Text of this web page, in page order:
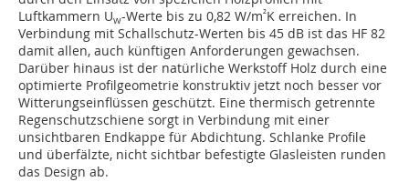
Luftkammern Uw-Werte bis zu 0,82 W/m²K erreichen. In
Verbindung mit Schallschutz-Werten bis 45 dB ist das HF 82
damit allen, auch künftigen Anforderungen gewachsen.
Darüber hinaus ist der natürliche Werkstoff Holz durch eine
optimierte Profilgeometrie konstruktiv jetzt noch besser vor
Witterungseinflüssen geschützt. Eine thermisch getrennte
Regenschutzschiene sorgt in Verbindung mit einer
unsichtbaren Endkappe für Abdichtung. Schlanke Profile
und überfälzte, nicht sichtbar befestigte Glasleisten runden
das Design ab.